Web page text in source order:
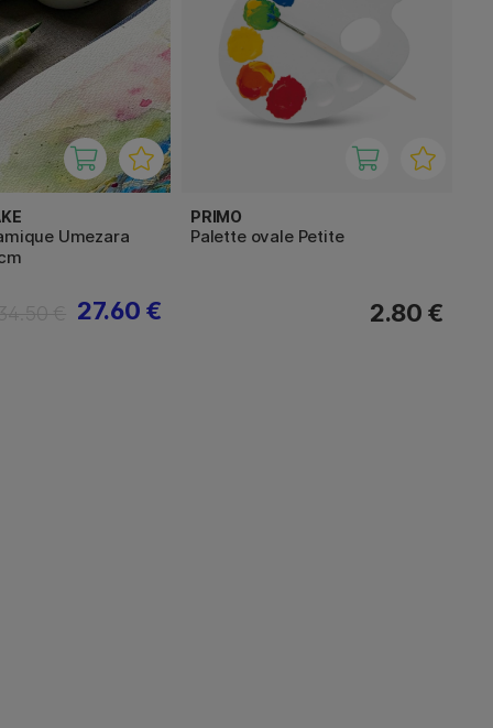
Umezara
27.60 €
PRIMO
Palette ovale Petite
2.80 €